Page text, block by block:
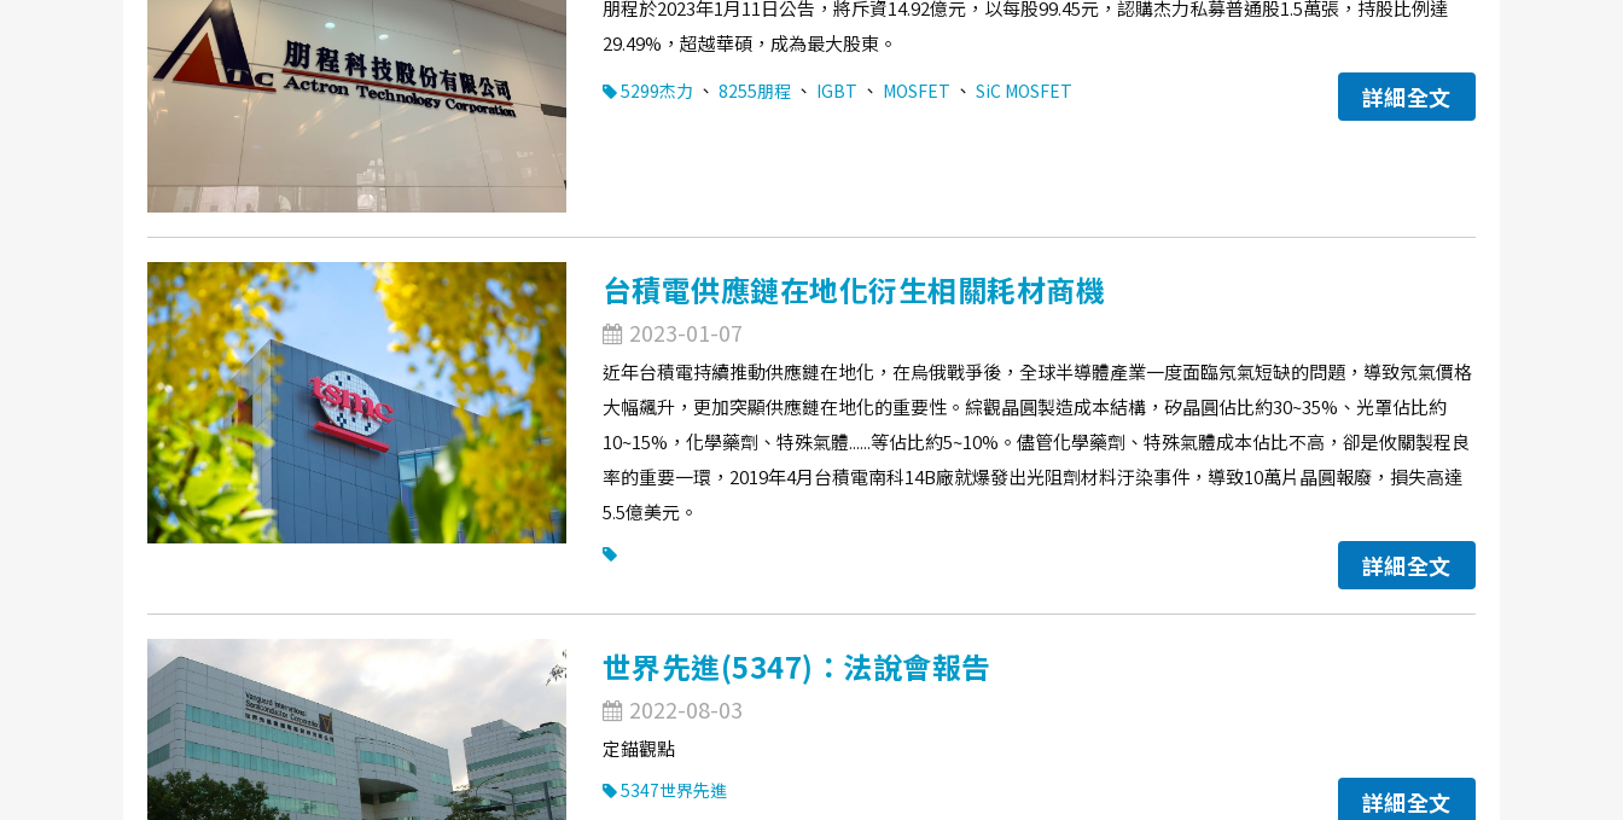
朋程於2023年1月11日公告，將斥資14.92億元，以每股99.45元，認購杰力私募普通股1.5萬張，持股比例達
29.49%，超越華碩，成為最大股東。
5299杰力 、 8255朋程 、 IGBT 、 MOSFET 、 SiC MOSFET 詳細全文
台積電供應鏈在地化衍生相關耗材商機
2023-01-07
近年台積電持續推動供應鏈在地化，在烏俄戰爭後，全球半導體產業一度面臨氖氣短缺的問題，導致氖氣價格
大幅飆升，更加突顯供應鏈在地化的重要性。綜觀晶圓製造成本結構，矽晶圓佔比約30~35%、光罩佔比約
10~15%，化學藥劑、特殊氣體......等佔比約5~10%。儘管化學藥劑、特殊氣體成本佔比不高，卻是攸關製程良
率的重要一環，2019年4月台積電南科14B廠就爆發出光阻劑材料汙染事件，導致10萬片晶圓報廢，損失高達
5.5億美元。
詳細全文
世界先進(5347)：法說會報告
2022-08-03
定錨觀點
5347世界先進 詳細全文